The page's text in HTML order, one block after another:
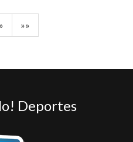
» »»
Deportes